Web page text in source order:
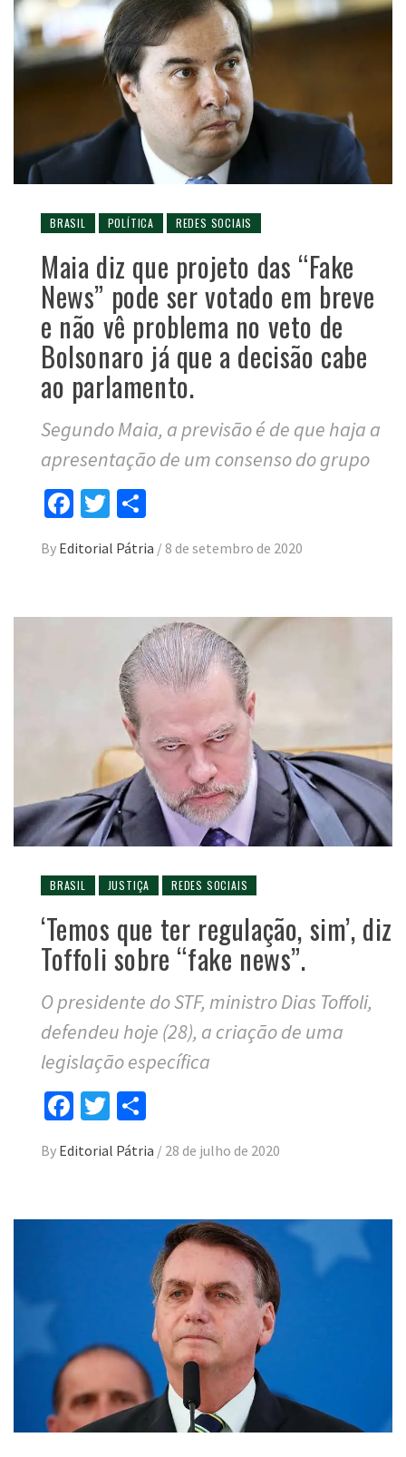
BRASIL POLÍTICA REDES SOCIAIS
Maia diz que projeto das “Fake
News” pode ser votado em breve
e não vê problema no veto de
Bolsonaro já que a decisão cabe
ao parlamento.
Segundo Maia, a previsão é de que haja a
apresentação de um consenso do grupo
Facebook
Twitter
By Editorial Pátria /8 de setembro de 2020
BRASIL JUSTIÇA REDES SOCIAIS
‘Temos que ter regulação, sim’, diz
Toffoli sobre “fake news”.
O presidente do STF, ministro Dias Toffoli,
defendeu hoje (28), a criação de uma
legislação específica
Facebook
Twitter
By Editorial Pátria / 28 de julho de 2020